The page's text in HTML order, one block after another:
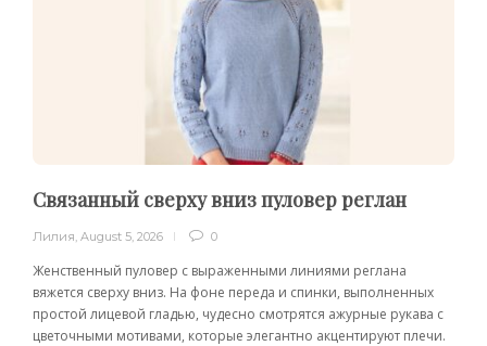
Связанный сверху вниз пуловер реглан
Лилия August 5, 2026 0
Женственный пуловер с выраженными линиями реглана
вяжется сверху вниз. На фоне переда и спинки, выполненных
простой лицевой гладью, чудесно смотрятся ажурные рукава с
цветочными мотивами, которые элегантно акцентируют плечи.